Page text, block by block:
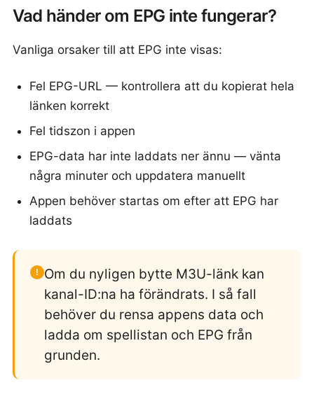
Vad händer om EPG inte fungerar?
Vanliga orsaker till att EPG inte visas:
Fel EPG-URL — kontrollera att du kopierat hela
länken korrekt
Fel tidszon i appen
EPG-data har inte laddats ner ännu — vänta
några minuter och uppdatera manuellt
Appen behöver startas om efter att EPG har
laddats
!
Om du nyligen bytte M3U-länk kan
kanal-ID:na ha förändrats. I så fall
behöver du rensa appens data och
ladda om spellistan och EPG från
grunden.